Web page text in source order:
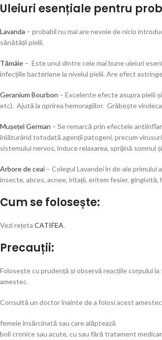
Uleiuri esențiale pentru
Lavanda – probabil nu mai are nevoie de nicio
sănătății pielii.
Tămâie – Este unul dintre cele mai bune uleiuri
infecțiile bacteriene la nivelul pielii. Are efect
Geranium Bourbon – Excelente efecte asupra pielii
etc). Ajută la oprirea hemoragiilor. Grăbește
Mușețel German – Se remarcă prin efectele
înlăturând totodată agenții patogeni, precum
sistemului nervos, induce relaxarea, sprijină somnul
Arbore de ceai – Colegul Lavandei în de-ale
insecte, abces, acnee, iritații, eritem fesier,
Cum se folosește:
Vezi rețeta CATIFEA.
Precauții:
Folosește cu prudență și observă reacțiile corpului
amestec.
Consultă un doctor înainte de a folosi acest
femeie însărcinată sau care alăptează
boli cronice sau acute, cu sau fără tratament